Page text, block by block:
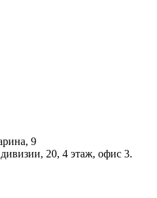
9
20, 4 этаж, офис 3.